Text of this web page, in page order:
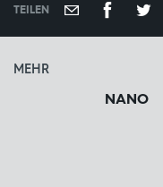
TEILEN
MEHR
NANO